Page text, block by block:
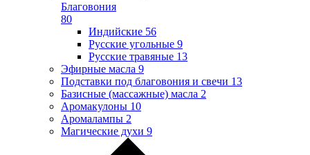
Благовония
80
Индийские 56
Русские угольные 9
Русские травяные 13
Эфирные масла 9
Подставки под благовония и свечи 13
Базисные (массажные) масла 2
Аромакулоны 10
Аромалампы 2
Магические духи 9